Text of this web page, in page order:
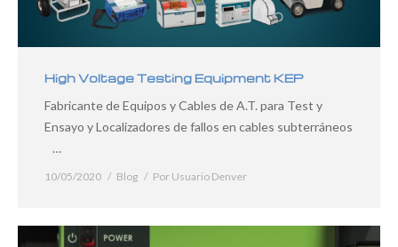
High Voltage Testing Equipment KEP
Fabricante de Equipos y Cables de A.T. para Test y
Ensayo y Localizadores de fallos en cables subterráneos
…
10/05/2020 Blog Por Usuario Denver